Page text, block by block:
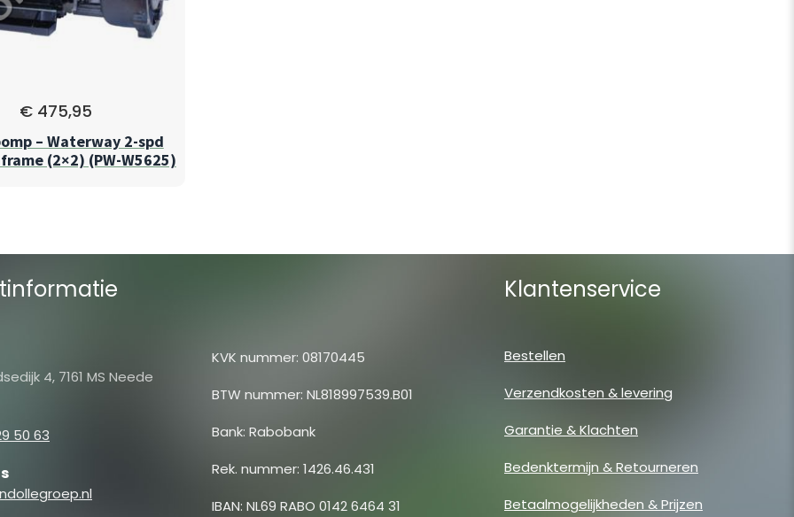
€475,95
– Waterway 2-spd
(2×2) (PW-W5625)
4, 7161 MS Neede
50 63
KVK nummer: 08170445
BTW nummer: NL818997539.B01
Bank: Rabobank
Rek. nummer: 1426.46.431
IBAN: NL69 RABO 0142 6464 31
Klantenservice
Bestellen
Verzendkosten & levering
Garantie & Klachten
Bedenktermijn & Retourneren
Betaalmogelijkheden & Prijzen